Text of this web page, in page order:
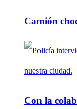
Camión
Con la